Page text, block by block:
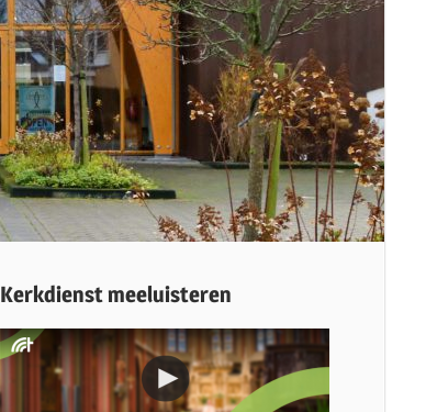
Kerkdienst meeluisteren